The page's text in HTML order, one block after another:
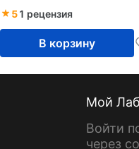
51 рецензия
В корзину
Мой
Войти
через